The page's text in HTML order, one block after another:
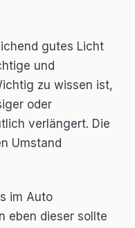
gutes Licht
und
zu wissen ist,
oder
verlängert. Die
Umstand
im Auto
eben dieser sollte